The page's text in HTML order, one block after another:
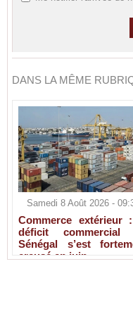
DANS LA MÊME
Samedi 8 Août 2026 -
Commerce extérieur
déficit commercial
Sénégal s’est
creusé en juin